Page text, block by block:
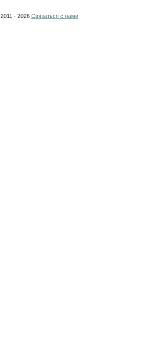
. 2011 - 2026 Связаться с нами